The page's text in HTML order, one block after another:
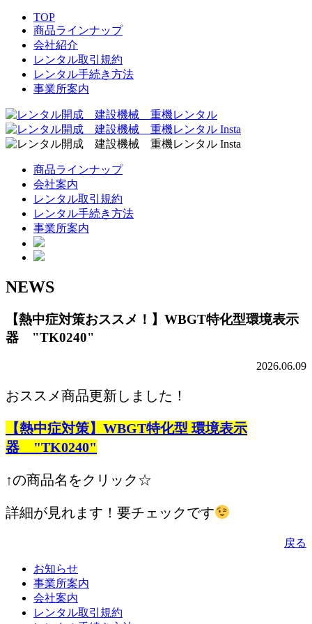
TOP
商品ラインナップ
会社紹介
レンタル取引規約
レンタル手続き方法
事業所案内
商品ラインナップ
会社案内
レンタル取引規約
レンタル手続き方法
事業所案内
NEWS
【熱中症対策おススメ！】WBGT特化型環境表示
器 "TK0240"
2026.06.09
おススメ商品更新しました！
【熱中症対策】WBGT特化型 環境表示
器 "TK0240"
↑の商品名をクリック☆
詳細が見れます！要チェックです
戻る
お知らせ
事業所案内
会社案内
レンタル取引規約